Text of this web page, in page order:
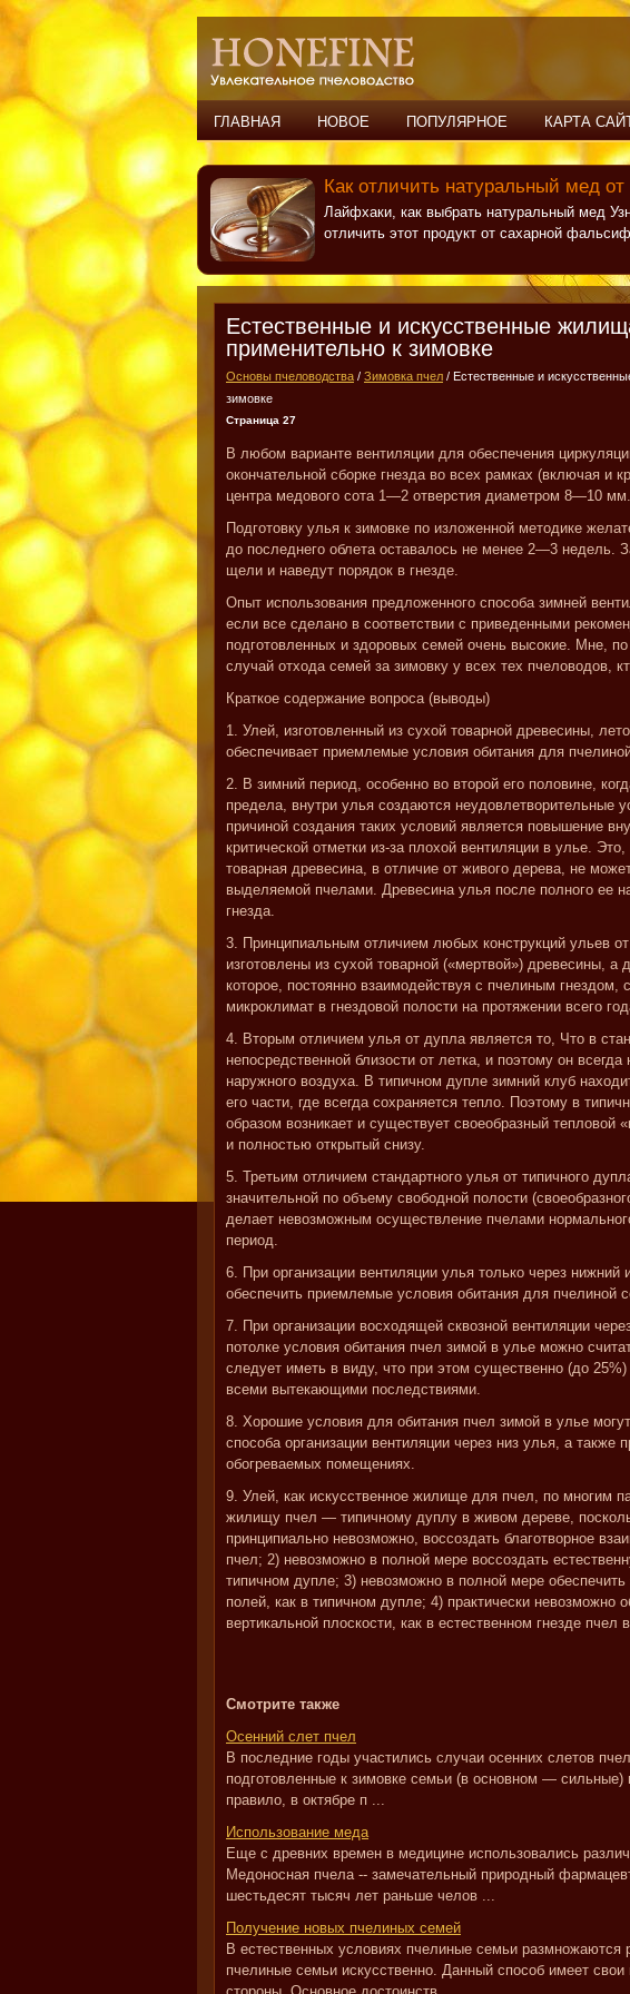
ГЛАВНАЯ НОВОЕ ПОПУЛЯРНОЕ КАРТА
Как отличить натуральный мед от
Лайфхаки, как выбрать натуральный мед
отличить этот продукт от сахарной
Естественные и искусственные
применительно к зимовке
Основы пчеловодства / Зимовка пчел / Естественные и
зимовке
Страница 27
В любом варианте вентиляции для обеспечения
окончательной сборке гнезда во всех рамках (включая и
центра медового сота 1—2 отверстия диаметром 8—10 мм.
Подготовку улья к зимовке по изложенной методике
до последнего облета оставалось не менее 2—3 недель.
щели и наведут порядок в гнезде.
Опыт использования предложенного способа зимней
если все сделано в соответствии с приведенными
подготовленных и здоровых семей очень высокие. Мне,
случай отхода семей за зимовку у всех тех пчеловодов,
Краткое содержание вопроса (выводы)
1. Улей, изготовленный из сухой товарной древесины,
обеспечивает приемлемые условия обитания для
2. В зимний период, особенно во второй его половине,
предела, внутри улья создаются неудовлетворительные
причиной создания таких условий является повышение
критической отметки из-за плохой вентиляции в улье.
товарная древесина, в отличие от живого дерева, не
выделяемой пчелами. Древесина улья после полного ее
гнезда.
3. Принципиальным отличием любых конструкций ульев
изготовлены из сухой товарной («мертвой») древесины,
которое, постоянно взаимодействуя с пчелиным гнездом,
микроклимат в гнездовой полости на протяжении всего
4. Вторым отличием улья от дупла является то, Что в
непосредственной близости от летка, и поэтому он
наружного воздуха. В типичном дупле зимний клуб
его части, где всегда сохраняется тепло. Поэтому в
образом возникает и существует своеобразный тепловой
и полностью открытый снизу.
5. Третьим отличием стандартного улья от типичного
значительной по объему свободной полости
делает невозможным осуществление пчелами
период.
6. При организации вентиляции улья только через нижний
обеспечить приемлемые условия обитания для пчелиной
7. При организации восходящей сквозной вентиляции
потолке условия обитания пчел зимой в улье можно
следует иметь в виду, что при этом существенно (до
всеми вытекающими последствиями.
8. Хорошие условия для обитания пчел зимой в улье
способа организации вентиляции через низ улья, а также
обогреваемых помещениях.
9. Улей, как искусственное жилище для пчел, по многим
жилищу пчел — типичному дуплу в живом дереве,
принципиально невозможно, воссоздать благотворное
пчел; 2) невозможно в полной мере воссоздать
типичном дупле; 3) невозможно в полной мере
полей, как в типичном дупле; 4) практически невозможно
вертикальной плоскости, как в естественном гнезде пчел
Смотрите также
Осенний слет пчел
В последние годы участились случаи осенних слетов
подготовленные к зимовке семьи (в основном —
правило, в октябре п ...
Использование меда
Еще с древних времен в медицине использовались
Медоносная пчела -- замечательный природный
шестьдесят тысяч лет раньше челов ...
Получение новых пчелиных семей
В естественных условиях пчелиные семьи
пчелиные семьи искусственно. Данный способ имеет